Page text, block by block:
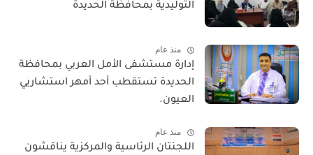
التوليدية بمحافظة الحديدة
منذ عام
إدارة مستشفى الأمل العربي بمحافظة
الحديدة تستقطب أحد أمهر استشاريي
العيون.
منذ عام
اللجنتان الرئاسية والمركزية يناقشون